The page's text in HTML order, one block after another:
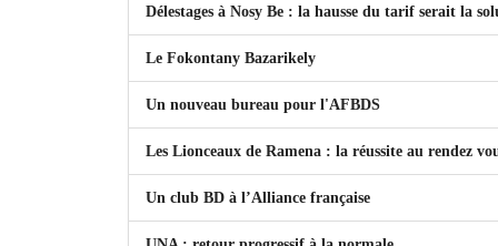
Délestages à Nosy Be : la hausse du tarif serait la
Le Fokontany Bazarikely
Un nouveau bureau pour l'AFBDS
Les Lionceaux de Ramena : la réussite au rendez
Un club BD à l’Alliance française